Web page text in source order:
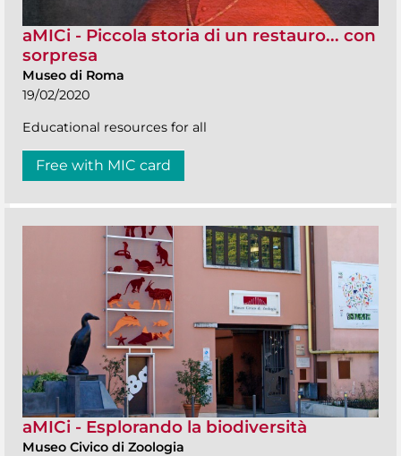
aMICi - Piccola storia di un restauro... con
sorpresa
Museo di Roma
19/02/2020
Educational resources for all
Free with MIC card
aMICi - Esplorando la biodiversità
Museo Civico di Zoologia